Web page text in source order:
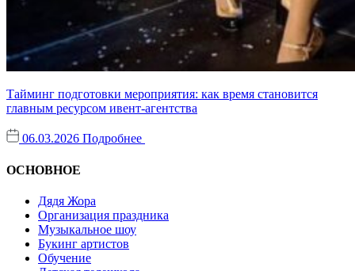
Тайминг подготовки мероприятия: как время становится
главным ресурсом ивент-агентства
06.03.2026 Подробнее
ОСНОВНОЕ
Дядя Жора
Организация праздника
Музыкальное шоу
Букинг артистов
Обучение